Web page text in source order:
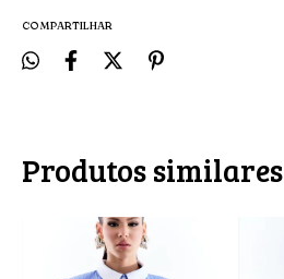
COMPARTILHAR
Produtos similares